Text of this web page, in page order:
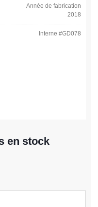
Année de fabrication
2018
Interne #GD078
en stock